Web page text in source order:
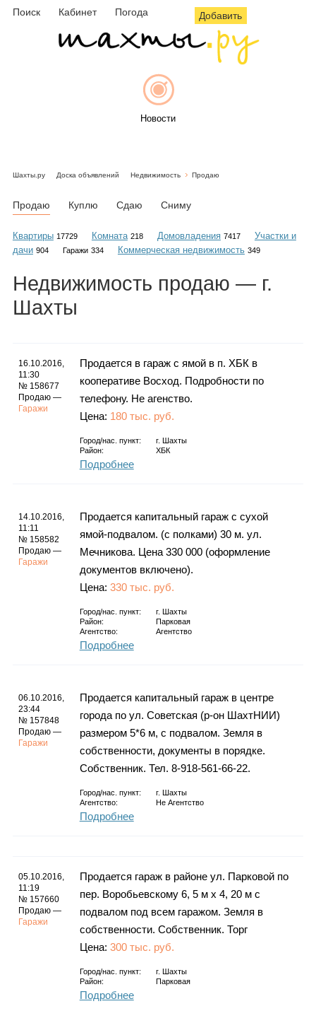
Поиск Кабинет Погода Добавить
Новости
Объявления
Гороскоп
Карты
Фотогалерея
Шахты.ру Доска объявлений Недвижимость Продаю
Продаю Куплю Сдаю Сниму
Квартиры 17729 Комната 218 Домовладения 7417
Участки и
дачи 904 Гаражи 334 Коммерческая недвижимость 349
Недвижимость продаю — г.
Шахты
16.10.2016,
11:30
№ 158677
Продаю —
Гаражи
Продается в гараж с ямой в п. ХБК в
кооперативе Восход. Подробности по
телефону. Не агенство.
Цена: 180 тыс. руб.
Город/нас. пункт: г.
Шахты
Район:
ХБК
Подробнее
14.10.2016,
11:11
№ 158582
Продаю —
Гаражи
Продается капитальный гараж с сухой
ямой-подвалом. (с полками) 30 м. ул.
Мечникова. Цена 330 000 (оформление
документов включено).
Цена: 330 тыс. руб.
Город/нас. пункт: г.
Шахты
Район:
Парковая
Агентство:
Агентство
Подробнее
06.10.2016,
23:44
№ 157848
Продаю —
Гаражи
Продается капитальный гараж в центре
города по ул. Советская (р-он ШахтНИИ)
размером 5*6 м, с подвалом. Земля в
собственности, документы в порядке.
Собственник. Тел. 8-918-561-66-22.
Город/нас. пункт: г.
Шахты
Агентство:
Не Агентство
Подробнее
05.10.2016,
11:19
№ 157660
Продаю —
Гаражи
Продается гараж в районе ул. Парковой по
пер. Воробьевскому 6, 5 м х 4, 20 м с
подвалом под всем гаражом. Земля в
собственности. Собственник. Торг
Цена: 300 тыс. руб.
Город/нас. пункт: г.
Шахты
Район:
Парковая
Подробнее